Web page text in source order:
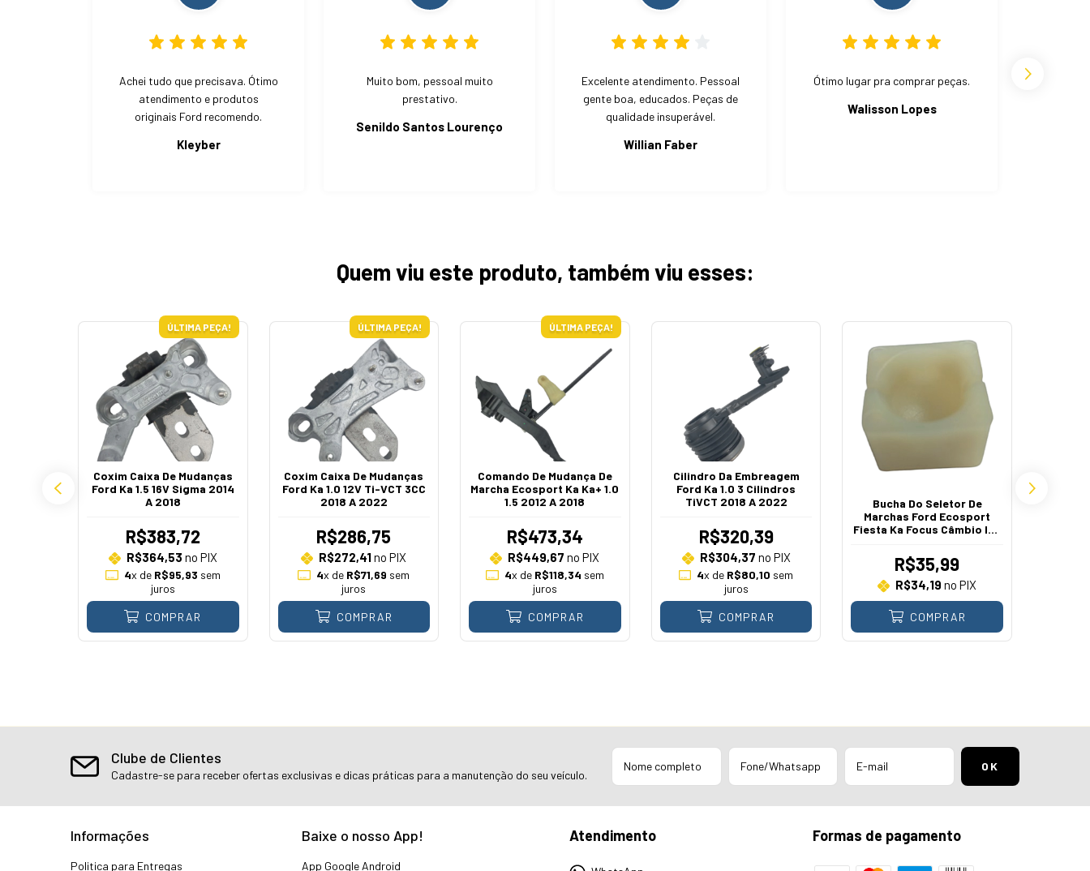
Achei tudo que precisava. Ótimo
atendimento e produtos
originais Ford recomendo.
Kleyber
Muito bom, pessoal muito
prestativo.
Senildo Santos Lourenço
Excelente atendimento. Pessoal
gente boa, educados. Peças de
qualidade insuperável.
Willian Faber
Ótimo lugar pra comprar peças.
Walisson Lopes
Quem viu este produto, também viu esses:
ÚLTIMA PEÇA!
Coxim Caixa De Mudanças
Ford Ka 1.5 16V Sigma 2014
A 2018
R$383,72
R$364,53 no PIX
4x de R$95,93 sem
juros
COMPRAR
ÚLTIMA PEÇA!
Coxim Caixa De Mudanças
Ford Ka 1.0 12V Ti-VCT 3CC
2018 A 2022
R$286,75
R$272,41no PIX
4x de R$71,69 sem
juros
COMPRAR
ÚLTIMA PEÇA!
Comando De Mudança De
Marcha Ecosport Ka Ka+ 1.0
1.5 2012 A 2018
R$473,34
R$449,67 no PIX
4x de R$118,34 sem
juros
COMPRAR
Cilindro Da Embreagem
Ford Ka 1.0 3 Cilindros
TiVCT 2018 A 2022
R$320,39
R$304,37 no PIX
4x de R$80,10 sem
juros
COMPRAR
Bucha Do Seletor De
Marchas Ford Ecosport
Fiesta Ka Focus Câmbio IB5
R$35,99
R$34,19 no PIX
COMPRAR
Clube de Clientes
Cadastre-se para receber ofertas exclusivas e dicas práticas para a manutenção do seu veículo.
Informações
Politica para Entregas
Baixe o nosso App!
App Google Android
Atendimento Formas de pagamento